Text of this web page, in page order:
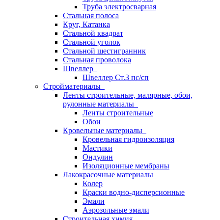
Труба электросварная
Стальная полоса
Круг, Катанка
Стальной квадрат
Стальной уголок
Стальной шестигранник
Стальная проволока
Швеллер
Швеллер Ст.3 пс/сп
Стройматериалы
Ленты строительные, малярные, обои,
рулонные материалы
Ленты строительные
Обои
Кровельные материалы
Кровельная гидроизоляция
Мастики
Ондулин
Изоляционные мембраны
Лакокрасочные материалы
Колер
Краски водно-дисперсионные
Эмали
Аэрозольные эмали